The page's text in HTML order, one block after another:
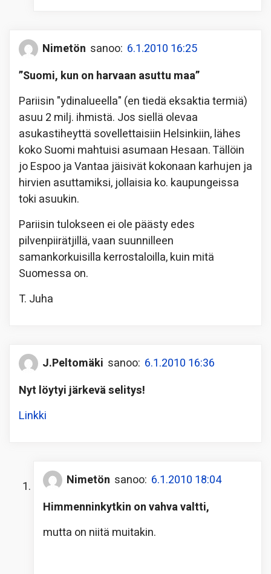
Nimetön sanoo: 6.1.2010 16:25
”Suomi, kun on harvaan asuttu maa”
Pariisin "ydinalueella" (en tiedä eksaktia termiä)
asuu 2 milj. ihmistä. Jos siellä olevaa
asukastiheyttä sovellettaisiin Helsinkiin, lähes
koko Suomi mahtuisi asumaan Hesaan. Tällöin
jo Espoo ja Vantaa jäisivät kokonaan karhujen ja
hirvien asuttamiksi, jollaisia ko. kaupungeissa
toki asuukin.
Pariisin tulokseen ei ole päästy edes
pilvenpiirätjillä, vaan suunnilleen
samankorkuisilla kerrostaloilla, kuin mitä
Suomessa on.
T. Juha
J.Peltomäki sanoo: 6.1.2010 16:36
Nyt löytyi järkevä selitys!
Linkki
Nimetön sanoo: 6.1.2010 18:04
Himmenninkytkin on vahva valtti,
mutta on niitä muitakin.